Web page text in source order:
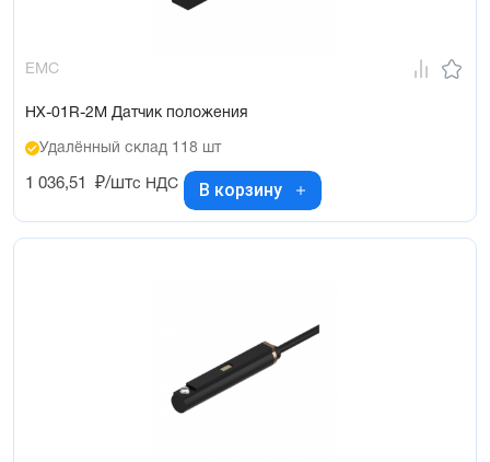
EMC
HX-01R-2M Датчик положения
Удалённый склад 118 шт
1 036,51 ₽/штс НДС В корзину